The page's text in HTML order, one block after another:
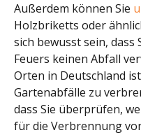
Außerdem können Sie
Holzbriketts oder
sich bewusst sein, dass
Feuers keinen Abfall
Orten in Deutschland
Gartenabfälle zu
dass Sie überprüfen,
für die Verbrennung